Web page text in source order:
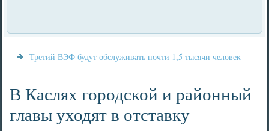
Третий ВЭФ будут обслуживать почти 1,5 тысячи человек
В Каслях городской и районный
главы уходят в отставку